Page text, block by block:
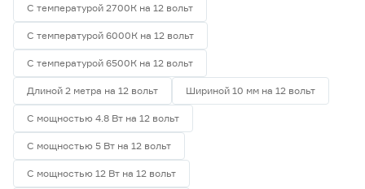
С температурой 2700К на 12 вольт
С температурой 6000К на 12 вольт
С температурой 6500К на 12 вольт
Длиной 2 метра на 12 вольт Шириной 10 мм на 12 вольт
С мощностью 4.8 Вт на 12 вольт
С мощностью 5 Вт на 12 вольт
С мощностью 12 Вт на 12 вольт